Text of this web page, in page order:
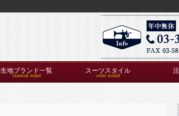
生地ブランド一覧 スーツスタイル